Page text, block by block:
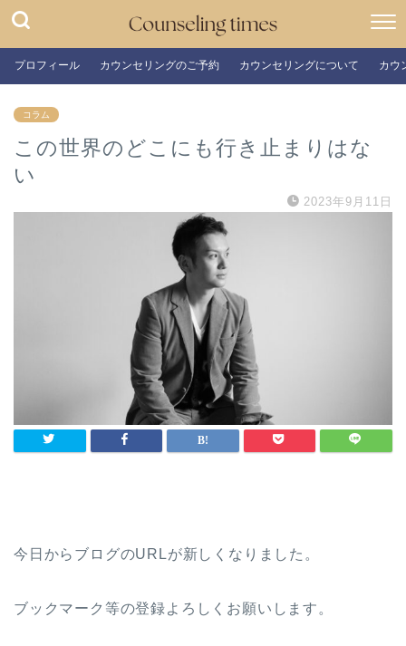
プロフィール カウンセリングのご予約 カウンセリングについて カウ
コラム
この世界のどこにも行き止まりはな
い
2023年9月11日
今日からブログのURLが新しくなりました。
ブックマーク等の登録よろしくお願いします。